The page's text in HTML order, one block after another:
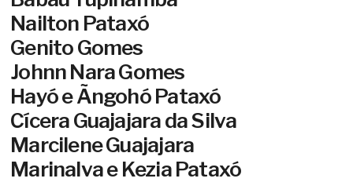
Nailton Pataxó
Genito Gomes
Johnn Nara Gomes
Hayó e Ãngohó Pataxó
Cícera Guajajara da Silva
Marcilene Guajajara
Marinalva e Kezia Pataxó